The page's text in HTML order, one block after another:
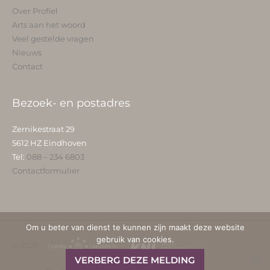
Over Profiel
Arts aan het woord
Veel gestelde vragen
Nieuws
Contact
Bezoek- en postadres
Zernikestraat 29
5612 HZ Eindhoven
Tel: 088 – 234 6803
Contactformulier
Om u beter van dienst te kunnen zijn maakt deze website
gebruik van cookies.
VERBERG DEZE MELDING